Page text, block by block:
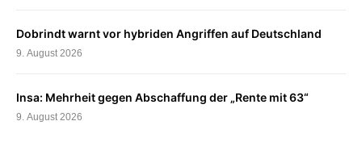
Dobrindt warnt vor hybriden Angriffen auf Deutschland
9. August 2026
Insa: Mehrheit gegen Abschaffung der „Rente mit 63“
9. August 2026